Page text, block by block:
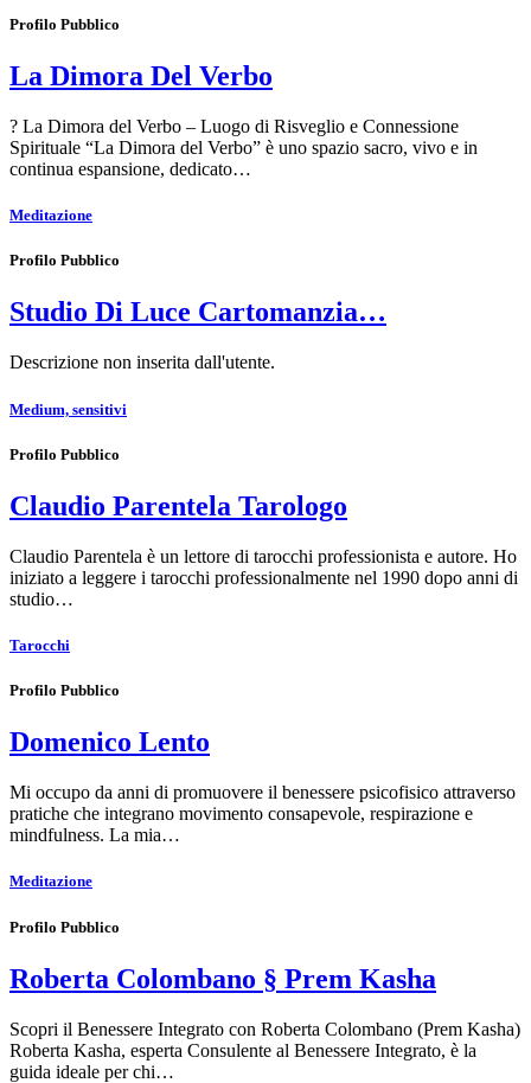
Profilo Pubblico
La Dimora Del Verbo
? La Dimora del Verbo – Luogo di Risveglio e Connessione
Spirituale “La Dimora del Verbo” è uno spazio sacro, vivo e in
continua espansione, dedicato…
Meditazione
Profilo Pubblico
Studio Di Luce Cartomanzia…
Descrizione non inserita dall'utente.
Medium, sensitivi
Profilo Pubblico
Claudio Parentela Tarologo
Claudio Parentela è un lettore di tarocchi professionista e autore. Ho
iniziato a leggere i tarocchi professionalmente nel 1990 dopo anni di
studio…
Tarocchi
Profilo Pubblico
Domenico Lento
Mi occupo da anni di promuovere il benessere psicofisico attraverso
pratiche che integrano movimento consapevole, respirazione e
mindfulness. La mia…
Meditazione
Profilo Pubblico
Roberta Colombano § Prem Kasha
Scopri il Benessere Integrato con Roberta Colombano (Prem Kasha)
Roberta Kasha, esperta Consulente al Benessere Integrato, è la
guida ideale per chi…